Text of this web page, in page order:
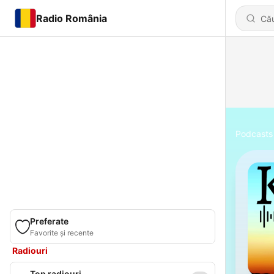
Radio România
Preferate
Favorite și recente
Radiouri
Podcasts